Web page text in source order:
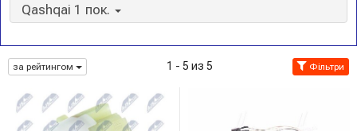
Qashqai 1 пок.
за рейтингом 1 - 5 из 5 Фільтри